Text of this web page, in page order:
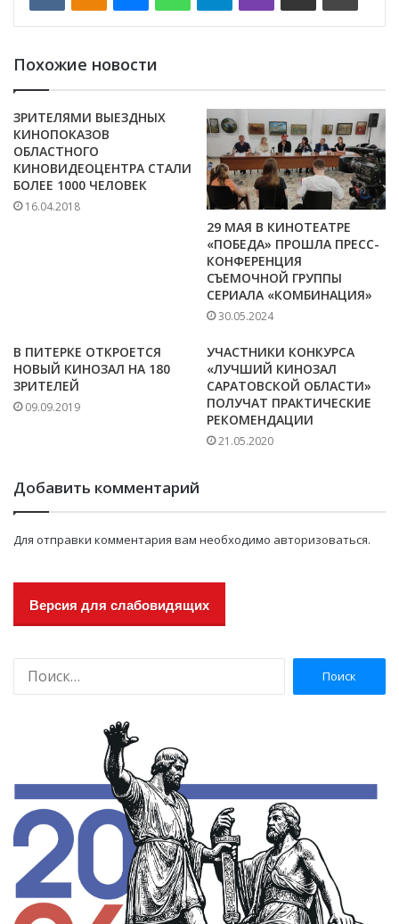
Похожие новости
ЗРИТЕЛЯМИ ВЫЕЗДНЫХ
КИНОПОКАЗОВ
ОБЛАСТНОГО
КИНОВИДЕОЦЕНТРА СТАЛИ
БОЛЕЕ 1000 ЧЕЛОВЕК
16.04.2018
29 МАЯ В КИНОТЕАТРЕ
«ПОБЕДА» ПРОШЛА ПРЕСС-
КОНФЕРЕНЦИЯ
СЪЕМОЧНОЙ ГРУППЫ
СЕРИАЛА «КОМБИНАЦИЯ»
30.05.2024
В ПИТЕРКЕ ОТКРОЕТСЯ
НОВЫЙ КИНОЗАЛ НА 180
ЗРИТЕЛЕЙ
09.09.2019
УЧАСТНИКИ КОНКУРСА
«ЛУЧШИЙ КИНОЗАЛ
САРАТОВСКОЙ ОБЛАСТИ»
ПОЛУЧАТ ПРАКТИЧЕСКИЕ
РЕКОМЕНДАЦИИ
21.05.2020
Добавить комментарий
Для отправки комментария вам необходимо авторизоваться.
Версия для слабовидящих